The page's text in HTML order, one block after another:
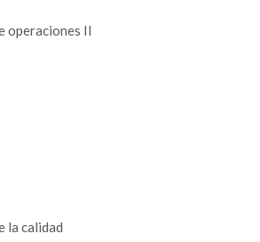
operaciones II
la calidad